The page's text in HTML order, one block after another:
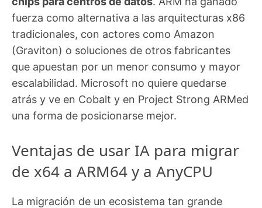
fuerza como alternativa a las arquitecturas x86
tradicionales, con actores como Amazon
(Graviton) o soluciones de otros fabricantes
que apuestan por un menor consumo y mayor
escalabilidad. Microsoft no quiere quedarse
atrás y ve en Cobalt y en Project Strong ARMed
una forma de posicionarse mejor.
Ventajas de usar IA para migrar
de x64 a ARM64 y a AnyCPU
La migración de un ecosistema tan grande